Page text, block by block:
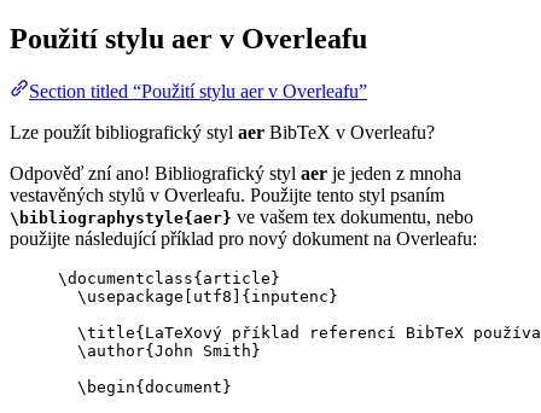
Použití stylu aer v Overleafu
Section titled “Použití stylu aer v Overleafu”
Lze použít bibliografický styl aer BibTeX v Overleafu?
Odpověď zní ano! Bibliografický styl aer je jeden z mnoha
vestavěných stylů v Overleafu. Použijte tento styl psaním
\bibliographystyle{aer} ve vašem tex dokumentu, nebo
použijte následující příklad pro nový dokument na Overleafu:
\documentclass{ article }
\usepackage
utf8 ]{ inputenc }
\title{LaTeXový příklad referencí BibTeX
\author{John Smith}
\begin{ document }